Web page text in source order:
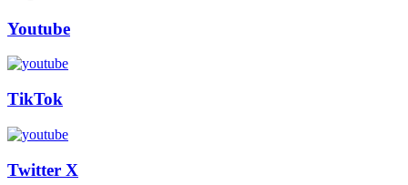
Youtube
TikTok
Twitter X